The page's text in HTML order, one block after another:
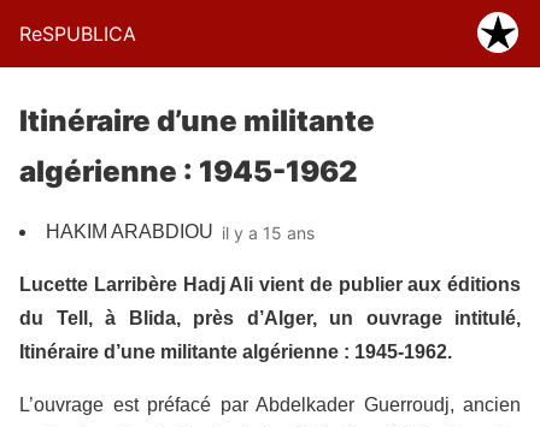
ReSPUBLICA
Itinéraire d’une militante
algérienne : 1945-1962
HAKIM ARABDIOU il y a 15 ans
Lucette Larribère Hadj Ali vient de publier aux éditions
du Tell, à Blida, près d’Alger, un ouvrage intitulé,
Itinéraire d’une militante algérienne : 1945-1962.
L’ouvrage est préfacé par Abdelkader Guerroudj, ancien